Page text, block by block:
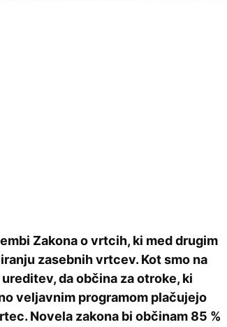
Zakona o vrtcih, ki med drugim
zasebnih vrtcev. Kot smo na
da občina za otroke, ki
veljavnim programom plačujejo
Novela zakona bi občinam 85 %